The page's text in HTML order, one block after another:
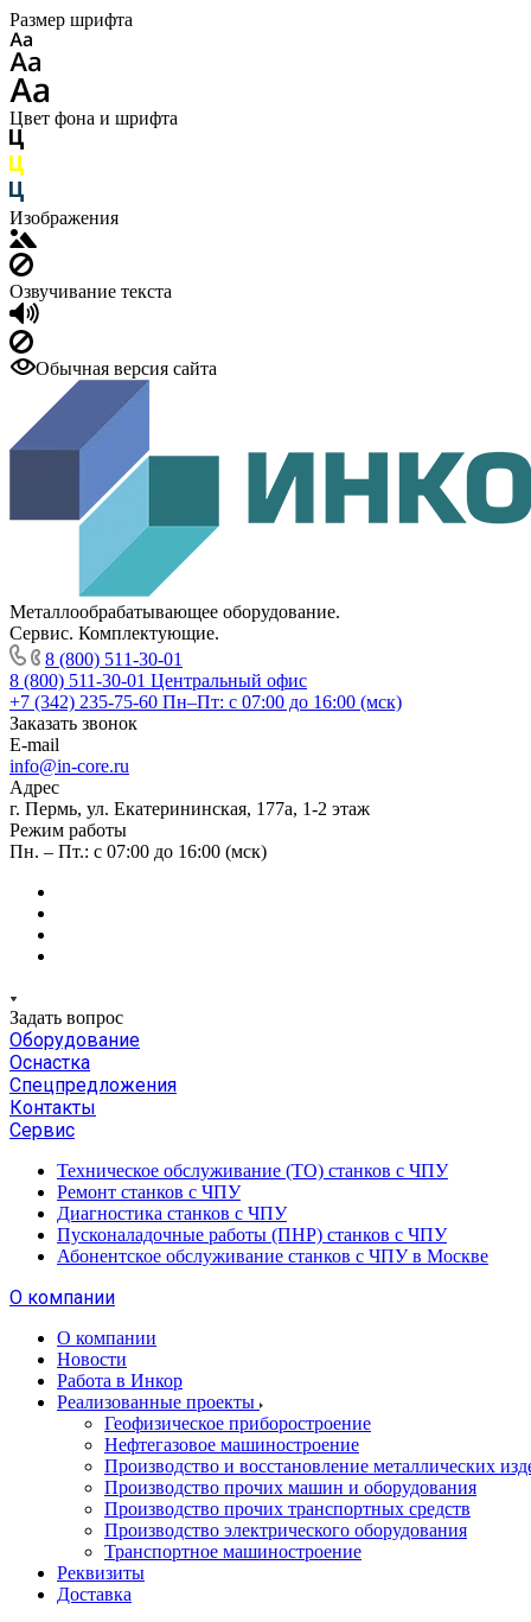
Размер шрифта
Цвет фона и шрифта
Изображения
Озвучивание текста
Обычная версия сайта
Металлообрабатывающее оборудование.
Сервис. Комплектующие.
8 (800) 511-30-01
8 (800) 511-30-01 Центральный офис
+7 (342) 235-75-60 Пн–Пт: с 07:00 до 16:00 (мск)
Заказать звонок
E-mail
info@in-core.ru
Адрес
г. Пермь, ул. ​Екатерининская, 177а, ​1-2 этаж
Режим работы
Пн. – Пт.: с 07:00 до 16:00 (мск)
Задать вопрос
Оборудование
Оснастка
Спецпредложения
Контакты
Сервис
Техническое обслуживание (ТО) станков с ЧПУ
Ремонт станков с ЧПУ
Диагностика станков с ЧПУ
Пусконаладочные работы (ПНР) станков с ЧПУ
Абонентское обслуживание станков с ЧПУ в Москве
О компании
О компании
Новости
Работа в Инкор
Реализованные проекты
Геофизическое приборостроение
Нефтегазовое машиностроение
Производство и восстановление металлических
Производство прочих машин и оборудования
Производство прочих транспортных средств
Производство электрического оборудования
Транспортное машиностроение
Реквизиты
Доставка